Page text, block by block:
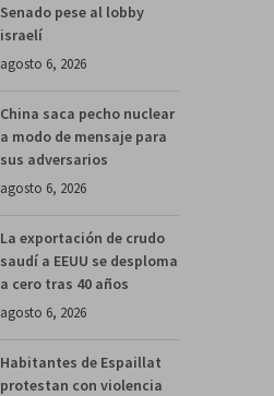
Senado pese al lobby
israelí
agosto 6, 2026
China saca pecho nuclear
a modo de mensaje para
sus adversarios
agosto 6, 2026
La exportación de crudo
saudí a EEUU se desploma
a cero tras 40 años
agosto 6, 2026
Habitantes de Espaillat
protestan con violencia